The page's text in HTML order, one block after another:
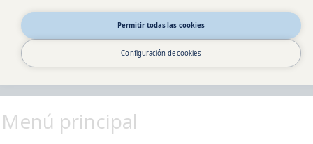
Permitir todas las cookies
Configuración de cookies
Menú principal